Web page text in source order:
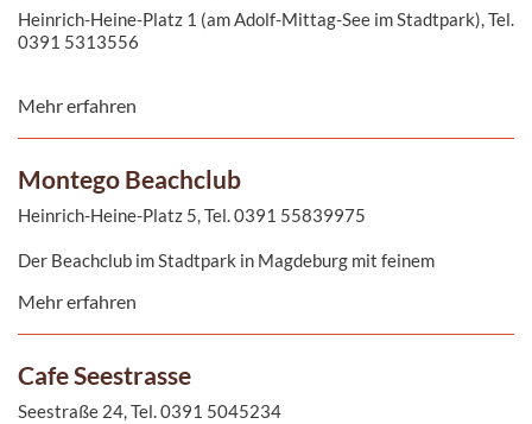
Heinrich-Heine-Platz 1 (am Adolf-Mittag-See im Stadtpark), Tel.
0391 5313556
gestaltet, fügt sich harmonisch in den Rotehornpark ein und ist
Mehr erfahren
Montego Beachclub
Heinrich-Heine-Platz 5, Tel. 0391 55839975
Der Beachclub im Stadtpark in Magdeburg mit feinem
zum Relaxen und Wohlfühlen ein. Lassen Sie sich verwöhnen mit
Mehr erfahren
Cafe Seestrasse
Seestraße 24, Tel. 0391 5045234